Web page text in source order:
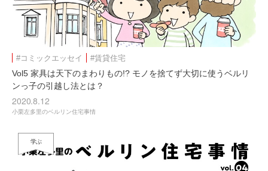
#コミックエッセイ #賃貸住宅
Vol5 家具は天下のまわりもの!? モノを捨てず大切に使うベルリ
ンっ子の引越し法とは？
2020.8.12
小栗左多里のベルリン住宅事情
学ぶ